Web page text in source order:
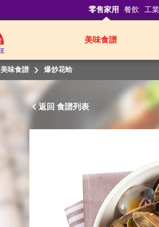
零售家用 餐飲 工
美味食譜
美味食譜 爆炒花蛤
返回